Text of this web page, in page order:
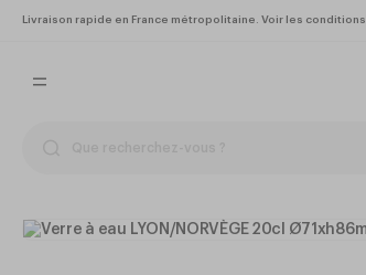
Livraison rapide en France métropolitaine. Voir les conditions